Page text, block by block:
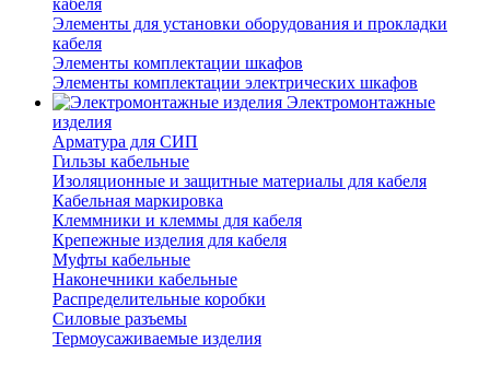
кабеля
Элементы для установки оборудования и прокладки
кабеля
Элементы комплектации шкафов
Элементы комплектации электрических шкафов
Электромонтажные
изделия
Арматура для СИП
Гильзы кабельные
Изоляционные и защитные материалы для кабеля
Кабельная маркировка
Клеммники и клеммы для кабеля
Крепежные изделия для кабеля
Муфты кабельные
Наконечники кабельные
Распределительные коробки
Силовые разъемы
Термоусаживаемые изделия